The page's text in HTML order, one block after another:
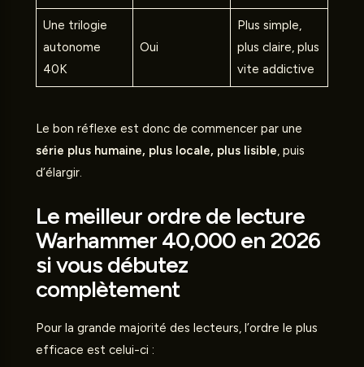
Une trilogie
autonome
40K
Oui
Plus simple,
plus claire, plus
vite addictive
Le bon réflexe est donc de commencer par une
série plus humaine, plus locale, plus lisible, puis
d’élargir.
Le meilleur ordre de lecture
Warhammer 40,000 en 2026
si vous débutez
complètement
Pour la grande majorité des lecteurs, l’ordre le plus
efficace est celui-ci :